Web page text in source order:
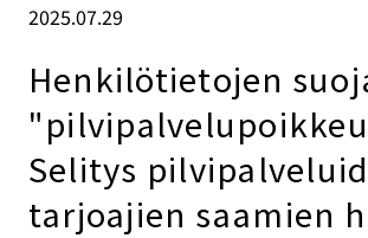
2025.07.29
Henkilötietojen
Selitys
tarjoajien saamien